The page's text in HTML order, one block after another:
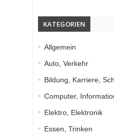
KATEGORIEN
Allgemein
Auto, Verkehr
Bildung, Karriere,
Computer,
Elektro, Elektronik
Essen, Trinken